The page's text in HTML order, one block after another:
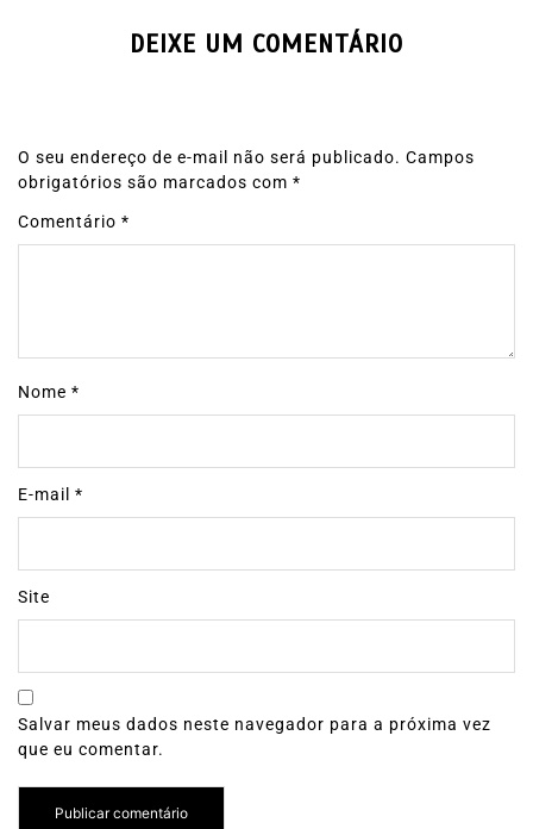
DEIXE UM COMENTÁRIO
O seu endereço de e-mail não será publicado.
Campos
obrigatórios são marcados com *
Comentário *
Nome *
E-mail *
Site
Salvar meus dados neste navegador para a próxima vez
que eu comentar.